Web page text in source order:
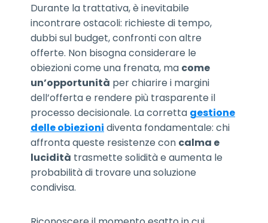
Durante la trattativa, è inevitabile
incontrare ostacoli: richieste di tempo,
dubbi sul budget, confronti con altre
offerte. Non bisogna considerare le
obiezioni come una frenata, ma come
un’opportunità per chiarire i margini
dell’offerta e rendere più trasparente il
processo decisionale. La corretta gestione
delle obiezioni diventa fondamentale: chi
affronta queste resistenze con calma e
lucidità trasmette solidità e aumenta le
probabilità di trovare una soluzione
condivisa.